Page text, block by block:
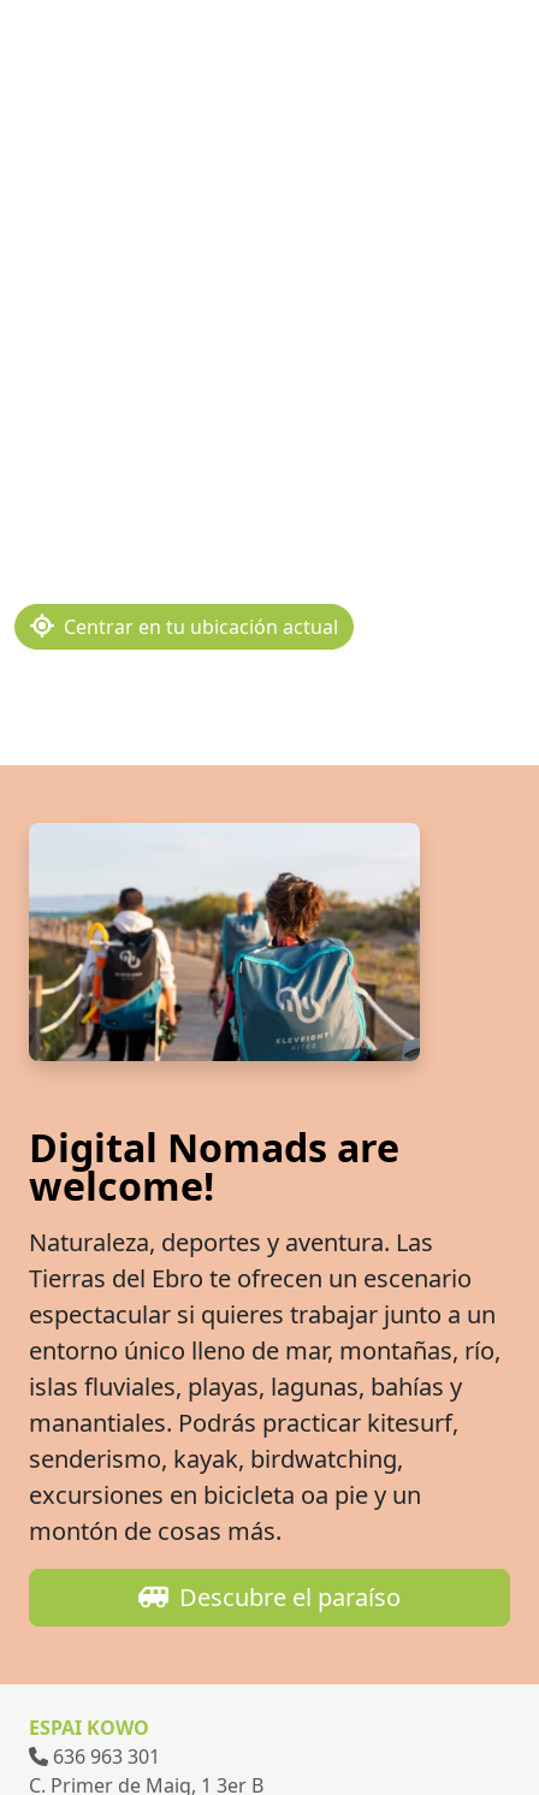
Centrar en tu ubicación actual
Digital Nomads are
welcome!
Naturaleza, deportes y aventura. Las
Tierras del Ebro te ofrecen un escenario
espectacular si quieres trabajar junto a un
entorno único lleno de mar, montañas, río,
islas fluviales, playas, lagunas, bahías y
manantiales. Podrás practicar kitesurf,
senderismo, kayak, birdwatching,
excursiones en bicicleta oa pie y un
montón de cosas más.
Descubre el paraíso
ESPAI KOWO
636 963 301
C. Primer de Maig, 1 3er B